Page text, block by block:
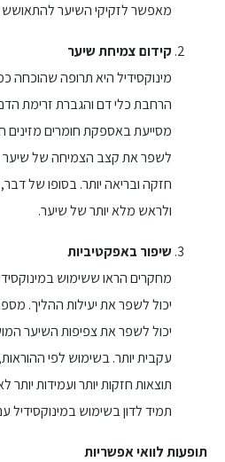
מאפשר לזקיקי השיער
קידום צמיחת שיער
מינוקסידיל היא תרופה שהוכחה
הרחבת כלי דם והגברת זרימת
מסייעת באספקת חומרים מזינים
לשפר את קצב הצמיחה של שיער
חזקה ובריאה יותר. בסופו של דבר,
ולראש מלא יותר של שיער.
שיפור באפקטיביות
מחקרים הראו ששימוש
יכול לשפר את יעילות ההליך.
יכול לשפר את צפיפות השיער
עקבית יותר. בשימוש לפי
תוצאות חזקות יותר ועמידות
תמיד לדון בשימוש
תופעות לוואי אפשריות